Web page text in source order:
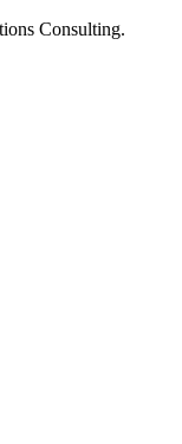
Consulting.